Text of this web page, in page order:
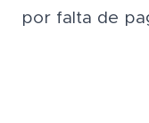
por falta de